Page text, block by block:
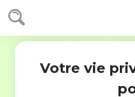
Votre vie